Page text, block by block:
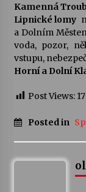
Kamenná
Lipnické lomy
a Dolním
voda, pozor,
vstupu,
Horní a Dolní
Post Views:
Posted in